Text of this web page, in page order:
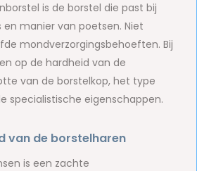
is de borstel die past bij
manier van poetsen. Niet
mondverzorgingsbehoeften. Bij
op de hardheid van de
van de borstelkop, het type
specialistische eigenschappen.
van de borstelharen
is een zachte